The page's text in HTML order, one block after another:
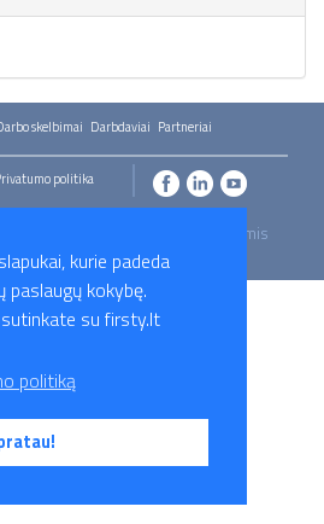
kurie padeda
kokybę.
su firsty.lt
politiką
skelbimai Darbdaviai Partneriai
politika
saugomos. Susisiekite su mumis
- info@firsty.lt